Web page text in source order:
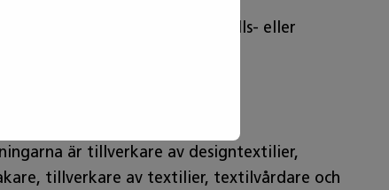
Arbetet kan vara dag-, kvälls- eller
är tillverkare av designtextilier,
tillverkare av textilier, textilvårdare och